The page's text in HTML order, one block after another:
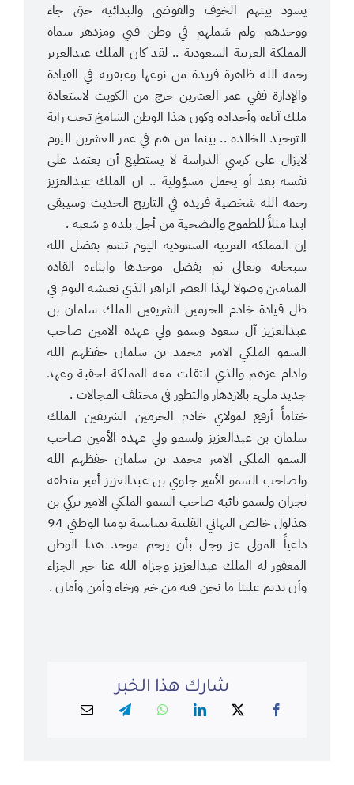
يسود بينهم الخوف والفوضى والبدائية حتى جاء
ووحدهم ولم شملهم في وطن فتي ومزدهر سماه
المملكة العربية السعودية .. لقد كان الملك عبدالعزيز
رحمة الله ظاهرة فريدة من نوعها وعبقرية في القيادة
والإدارة ففي عمر العشرين خرج من الكويت لاستعادة
ملك آباءه وأجداده وكون هذا الوطن الشامخ تحت راية
التوحيد الخالدة .. بينما من هم في عمر العشرين اليوم
لايزال على كرسي الدراسة لا يستطيع أن يعتمد على
نفسه بعد أو يحمل مسؤولية .. ان الملك عبدالعزيز
رحمه الله شخصية فريده في التاريخ الحديث وسيبقى
ابدا مثلاً للطموح والتضحية من أجل بلده و شعبه .
إن المملكة العربية السعودية اليوم تنعم بفضل الله
سبحانه وتعالى ثم بفضل موحدها وابناءه القاده
الميامين وصولا لهذا العصر الزاهر الذي نعيشه اليوم في
ظل قيادة خادم الحرمين الشريفين الملك سلمان بن
عبدالعزيز آل سعود وسمو ولي عهده الامين صاحب
السمو الملكي الامير محمد بن سلمان حفظهم الله
وادام عزهم والذي انتقلت معه المملكة لحقبة وعهد
جديد مليء بالازدهار والتطور في مختلف المجالات .
ختاماً أرفع لمولاي خادم الحرمين الشريفين الملك
سلمان بن عبدالعزيز ولسمو ولي عهده الأمين صاحب
السمو الملكي الامير محمد بن سلمان حفظهم الله
ولصاحب السمو الأمير جلوي بن عبدالعزيز أمير منطقة
نجران ولسمو نائبه صاحب السمو الملكي الامير تركي بن
هذلول خالص التهاني القلبية بمناسبة يومنا الوطني 94
داعياً المولى عز وجل بأن يرحم موحد هذا الوطن
المغفور له الملك عبدالعزيز وجزاه الله عنا خير الجزاء
وأن يديم علينا ما نحن فيه من خير ورخاء وأمن وأمان .
شارك هذا الخبر